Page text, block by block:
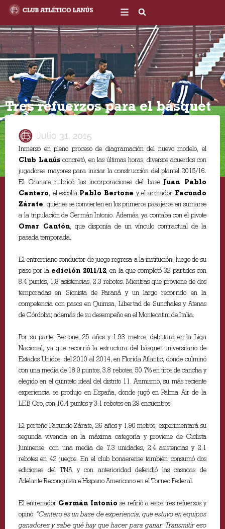
contenido
Tres refuerzos para el básquet
Julio 31, 2015
Inmerso en pleno proceso de diagramación del nuevo modelo, el
Club Lanús concretó, en las últimas horas, diversos acuerdos con
jugadores mayores para iniciar la construcción del plantel 2015/16.
El Granate rubricó las incorporaciones del baseJuan Pablo
Cantero, el escolta Pablo Bertoney el armador Facundo
Zárate, quienes se convierten en los primeros pasajeros en sumarse
a la tripulación de Germán Intonio. Además, ya contaba con el pivote
Omar Cantón, que disponía de un vínculo contractual de la
pasada temporada.
El entrerriano conductor de juego regresa a la institución, luego de su
paso por la edición 2011/12, en la que completó 32 partidos con
8.4 puntos, 1.8 asistencias, 2.3 rebotes. Mientras que proviene de dos
temporadas en Sionista de Paraná y un largo recorrido en la
competencia con pasos en Quimsa, Libertad de Sunchales y Atenas
de Córdoba; además de su desempeño en el Montecatini de Italia.
Por su parte, Bertone, 25 años y 1.93 metros, debutará en la Liga
Nacional, ya que recorrió la estructura del básquet universitario de
Estados Unidos, del 2010 al 2014, en Florida Atlantic, donde culminó
con una media de 18.9 puntos, 3.8 rebotes, 50.7% en tiros de cancha y
elegido en el quinteto ideal del distrito 11. Asimismo, su más reciente
experiencia se produjo en España, donde jugó en Palma Air de la
LEB Oro, con 10.4 puntos y 3.1 rebotes en 29 encuentros.
El porteño Facundo Zárate, 26 años y 1.90 metros, experimentará su
segunda vivencia en la máxima categoría y proviene de Ciclista
Juninense, con una media de 7.3 unidades, 2.4 asistencias y 2.1
rebotes en 42 juegos. En el club bonaerense también consumó dos
ediciones del TNA y con anterioridad defendió las casacas de
Adelante Reconquista e Hispano Americano en el Torneo Federal.
El entrenador Germán Intonio se refirió a estos tres refuerzos y
opinó: “Cantero es un base de experiencia, que estuvo en equipos
ganadores y sabe qué hay que hacer para ganar. Transmitir eso